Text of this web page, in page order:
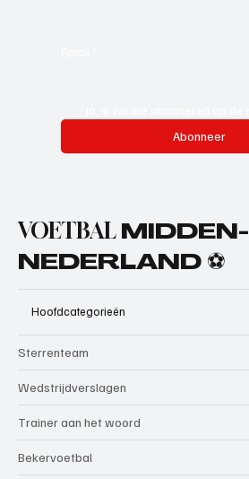
Abonneer
VOETBAL MIDDEN-
NEDERLAND ⚽
Hoofdcategorieën
Sterrenteam
Wedstrijdverslagen
Trainer aan het woord
Bekervoetbal